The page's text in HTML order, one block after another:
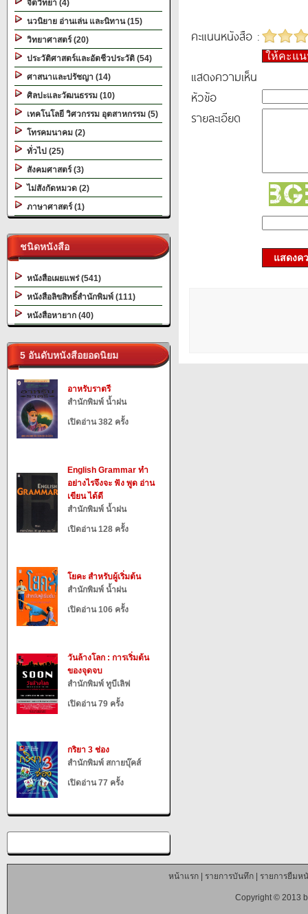
จิตวิทยา (4)
นวนิยาย อ่านเล่น และนิทาน (15)
วิทยาศาสตร์ (20)
ประวัติศาสตร์และอัตชีวประวัติ (54)
ศาสนาและปรัชญา (14)
ศิลปะและวัฒนธรรม (10)
เทคโนโลยี วิศวกรรม อุตสาหกรรม (5)
โทรคมนาคม (2)
ทั่วไป (25)
สังคมศาสตร์ (3)
ไม่สังกัดหมวด (2)
ภาษาศาสตร์ (1)
ชนิดหนังสือ
หนังสือเผยแพร่ (541)
หนังสือลิขสิทธิ์สำนักพิมพ์ (111)
หนังสือหายาก (40)
5 อันดับหนังสือยอดนิยม
อาหรับราตรี
สำนักพิมพ์ น้ำฝน
เปิดอ่าน 382 ครั้ง
English Grammar ทำ
อย่างไรจึงจะ ฟัง พูด อ่าน
เขียน ได้ดี
สำนักพิมพ์ น้ำฝน
เปิดอ่าน 128 ครั้ง
โยคะ สำหรับผู้เริ่มต้น
สำนักพิมพ์ น้ำฝน
เปิดอ่าน 106 ครั้ง
วันล้างโลก : การเริ่มต้น
ของจุดจบ
สำนักพิมพ์ ทูบีเลิฟ
เปิดอ่าน 79 ครั้ง
กริยา 3 ช่อง
สำนักพิมพ์ สกายบุ๊คส์
เปิดอ่าน 77 ครั้ง
คะแนนหนังสือ :
ให้คะแ
แสดงความเห็น
หัวข้อ
รายละเอียด
แสดงค
หน้าแรก| รายการบันทึก| รายการยืมห
Copyright © 2013